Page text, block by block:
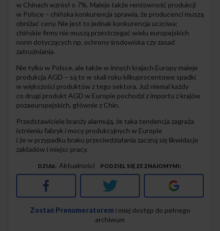
w Chinach wzrósł o 7%. Maleje także rentowność produkcji
w Polsce – chińska konkurencja sprawia, że producenci muszą
obniżać ceny. Nie jest to jednak konkurencja uczciwa:
chińskie firmy nie muszą przestrzegać wielu europejskich
norm dotyczących np. ochrony środowiska czy zasad
zatrudniania.
Nie tylko w Polsce, ale także w innych krajach Europy maleje
produkcja AGD – są to w skali roku kilkuprocentowe spadki
w większości produktów z tego sektora. Już niemal każdy
co drugi produkt AGD w Europie pochodzi z importu z krajów
pozaeuropejskich, głównie z Chin.
Przedstawiciele branży alarmują, że taka tendencja zagraża
istnieniu fabryk i mocy produkcyjnych w Europie
i że w przypadku braku przeciwdziałania zaczną się likwidacje
zakładów i miejsc pracy.
DZIAŁ Aktualności PODZIEL SIĘ ZE ZNAJOMYMI
Twitter Google+
Zostań Prenumeratorem i miej dostęp do pełnego
archiwum